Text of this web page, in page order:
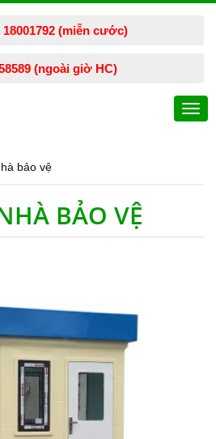
(miễn cước)
(ngoài giờ HC)
bảo vệ
BẢO VỆ